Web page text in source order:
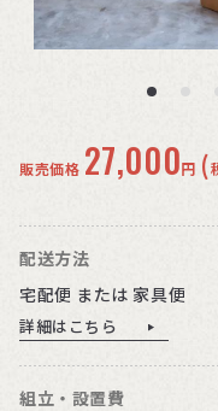
販売価格 27,000円 (
配送方法
宅配便 または 家具便
詳細はこちら
組立・設置費